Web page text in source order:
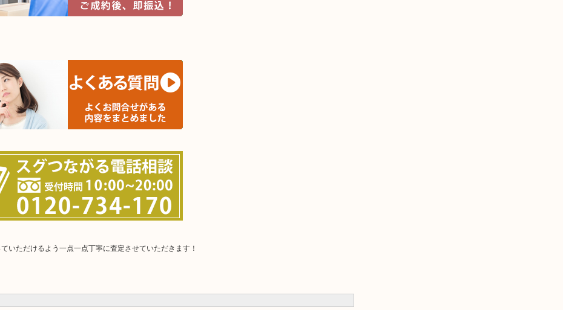
いただけるよう一点一点丁寧に査定させていただきます！